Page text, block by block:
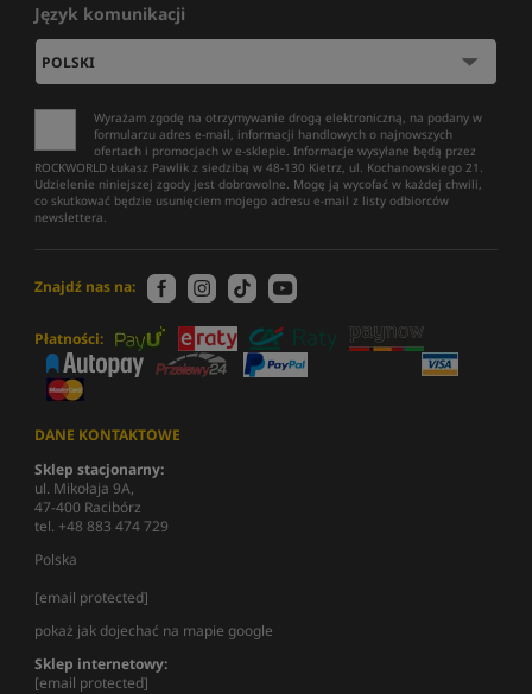
Język komunikacji
Wyrażam zgodę na otrzymywanie drogą elektroniczną, na podany w
formularzu adres e-mail, informacji handlowych o najnowszych
ofertach i promocjach w e-sklepie. Informacje wysyłane będą przez
ROCKWORLD Łukasz Pawlik z siedzibą w 48-130 Kietrz, ul. Kochanowskiego 21.
Udzielenie niniejszej zgody jest dobrowolne. Mogę ją wycofać w każdej chwili,
co skutkować będzie usunięciem mojego adresu e-mail z listy odbiorców
newslettera.
Znajdź nas na:
Płatności:
DANE KONTAKTOWE
Sklep stacjonarny:
ul. Mikołaja 9A,
47-400 Racibórz
tel. +48 883 474 729
Polska
[email protected]
pokaż jak dojechać na mapie google
Sklep internetowy:
[email protected]